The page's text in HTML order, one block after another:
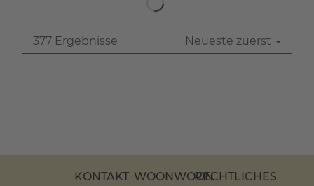
Kochstraße, 10969 Berlin, Kreuzberg